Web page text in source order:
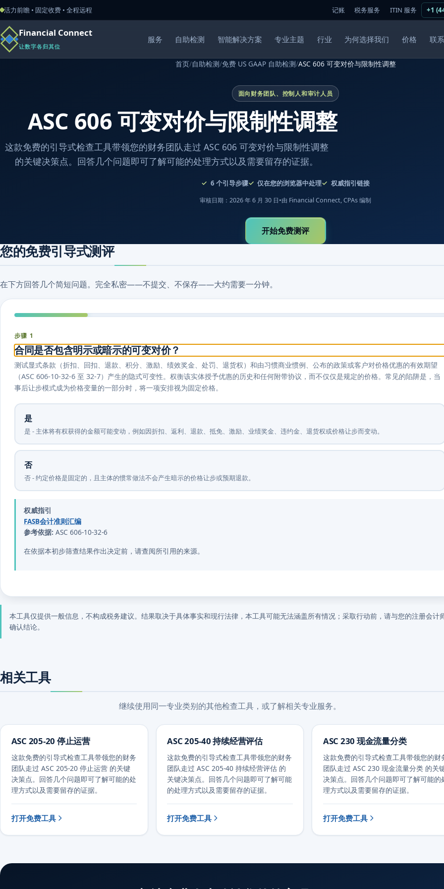
活力前瞻 • 固定收费 • 全程远程 记账 税务服务 ITIN 服务 +1
Financial Connect
让数字各归其位
服务 自助检测 智能解决方案 专业主题 行业 为何选择我们 价格 联
首页/自助检测/免费 US GAAP 自助检测/ASC 606 可变对价与限制性调整
面向财务团队、控制人和审计人员
ASC 606 可变对价与限制性调整
这款免费的引导式检查工具带领您的财务团队走过 ASC 606 可变对价与限制性调整
的关键决策点。回答几个问题即可了解可能的处理方式以及需要留存的证据。
6 个引导步骤 仅在您的浏览器中处理 权威指引链接
审核日期：2026 年 6 月 30 日•由 Financial Connect, CPAs 编制
开始免费测评
您的免费引导式测评
在下方回答几个简短问题。完全私密——不提交、不保存——大约需要一分钟。
步骤 1
合同是否包含明示或暗示的可变对价？
测试显式条款（折扣、回扣、退款、积分、激励、绩效奖金、处罚、退货权）和由习惯商业惯例、公布的政策或客户对价格优惠的有效期望
（ASC 606-10-32-6 至 32-7）产生的隐式可变性。权衡该实体授予优惠的历史和任何附带协议，而不仅仅是规定的价格。常见的陷阱是，当
事后让步模式成为价格变量的一部分时，将一项安排视为固定价格。
是
是 - 主体将有权获得的金额可能变动，例如因折扣、返利、退款、抵免、激励、业绩奖金、违约金、退货权或价格让步而变动。
否
否 - 约定价格是固定的，且主体的惯常做法不会产生暗示的价格让步或预期退款。
权威指引
FASB会计准则汇编
参考依据: ASC 606-10-32-6
在依据本初步筛查结果作出决定前，请查阅所引用的来源。
本工具仅提供一般信息，不构成税务建议。结果取决于具体事实和现行法律，本工具可能无法涵盖所有情况；采取行动前，请与您的注册会计
确认结论。
相关工具
继续使用同一专业类别的其他检查工具，或了解相关专业服务。
ASC 205-20 停止运营
这款免费的引导式检查工具带领您的财务
团队走过 ASC 205-20 停止运营 的关键
决策点。回答几个问题即可了解可能的处
理方式以及需要留存的证据。
打开免费工具
ASC 205-40 持续经营评估
这款免费的引导式检查工具带领您的财务
团队走过 ASC 205-40 持续经营评估 的
关键决策点。回答几个问题即可了解可能
的处理方式以及需要留存的证据。
打开免费工具
ASC 230 现金流量分类
这款免费的引导式检查工具带领您的财
团队走过 ASC 230 现金流量分类 的关
决策点。回答几个问题即可了解可能的
理方式以及需要留存的证据。
打开免费工具